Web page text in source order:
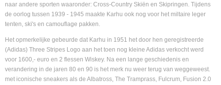
naar andere sporten waaronder: Cross-Country Skiën en Skipringen. Tijdens
de oorlog tussen 1939 - 1945 maakte Karhu ook nog voor het miltaire leger
tenten, ski's en camouflage pakken.
Het opmerkelijke gebeurde dat Karhu in 1951 het door hen geregistreerde
(Adidas) Three Stripes Logo aan het toen nog kleine Adidas verkocht werd
voor 1600,- euro en 2 flessen Wiskey. Na een lange geschiedenis en
verandering in de jaren 80 en 90 is het merk nu weer terug van weggeweest.
met iconische sneakers als de Albatross, The Tramprass, Fulcrum, Fusion 2.0